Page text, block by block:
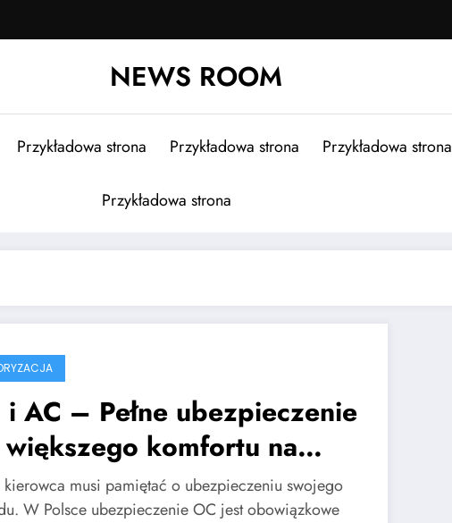
NEWS ROOM
Przykładowa strona Przykładowa strona Przykładowa strona
Przykładowa strona
i AC – Pełne ubezpieczenie
komfortu na
kierowca musi pamiętać o ubezpieczeniu swojego
W Polsce ubezpieczenie OC jest obowiązkowe